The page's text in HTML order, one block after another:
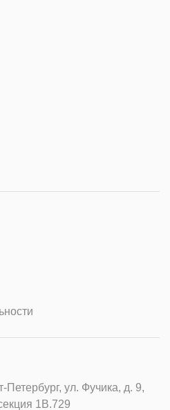
Петербург, ул. Фучика, д. 9,
1В.729